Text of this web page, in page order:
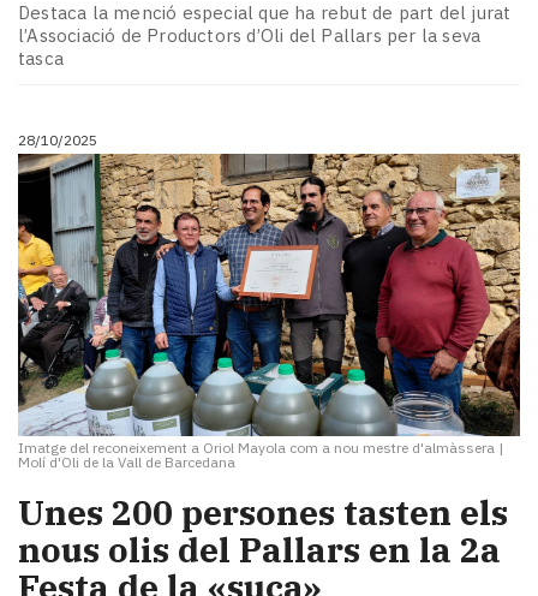
Destaca la menció especial que ha rebut de part del jurat
l’Associació de Productors d’Oli del Pallars per la seva
tasca
28/10/2025
Imatge del reconeixement a Oriol Mayola com a nou mestre d'almàssera |
Molí d'Oli de la Vall de Barcedana
Unes 200 persones tasten els
nous olis del Pallars en la 2a